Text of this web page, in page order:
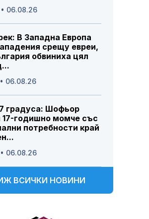
06.08.26
В Западна Европа
срещу евреи,
обвиниха цял
06.08.26
градуса: Шофьор
17-годишно момче със
потребности край
06.08.26
ВСИЧКИ НОВИНИ